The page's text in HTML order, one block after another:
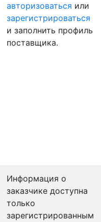
авторизоваться или
зарегистрироваться
и заполнить профиль
поставщика.
Информация о
заказчике доступна
только
зарегистрированным